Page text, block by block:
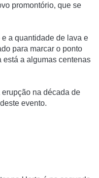
promontório, que se
a quantidade de lava e
para marcar o ponto
está a algumas centenas
na década de
evento.